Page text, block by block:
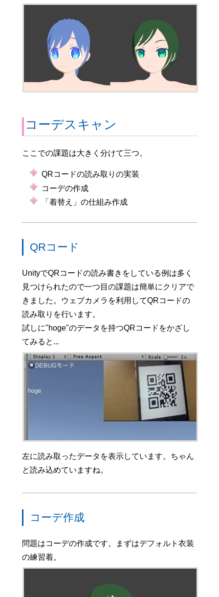
コーデスキャン
ここでの課題は大きく分けて三つ。
QRコードの読み取りの実装
コーデの作成
「着替え」の仕組み作成
QRコード
UnityでQRコードの読み書きをしている例は多く
見つけられたので一つ目の課題は簡単にクリアで
きました。ウェブカメラを利用してQRコードの
読み取りを行います。
試しに"hoge"のデータを持つQRコードをかざし
てみると...
左に読み取ったデータを表示しています。ちゃん
と読み込めていますね。
コーデ作成
問題はコーデの作成です。まずはデフォルト衣装
の練習着。